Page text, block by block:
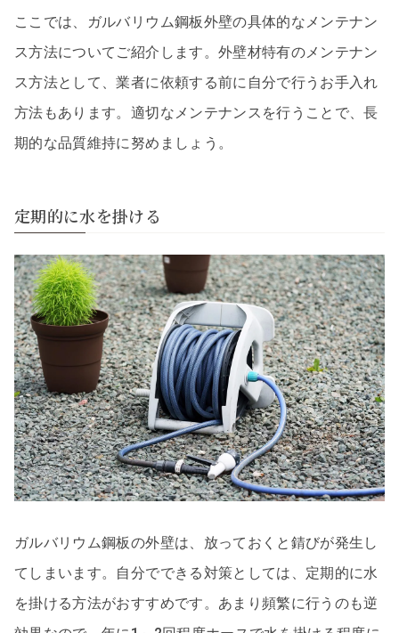
ここでは、ガルバリウム鋼板外壁の具体的なメンテナン
ス方法についてご紹介します。外壁材特有のメンテナン
ス方法として、業者に依頼する前に自分で行うお手入れ
方法もあります。適切なメンテナンスを行うことで、長
期的な品質維持に努めましょう。
定期的に水を掛ける
ガルバリウム鋼板の外壁は、放っておくと錆びが発生し
てしまいます。自分でできる対策としては、定期的に水
を掛ける方法がおすすめです。あまり頻繁に行うのも逆